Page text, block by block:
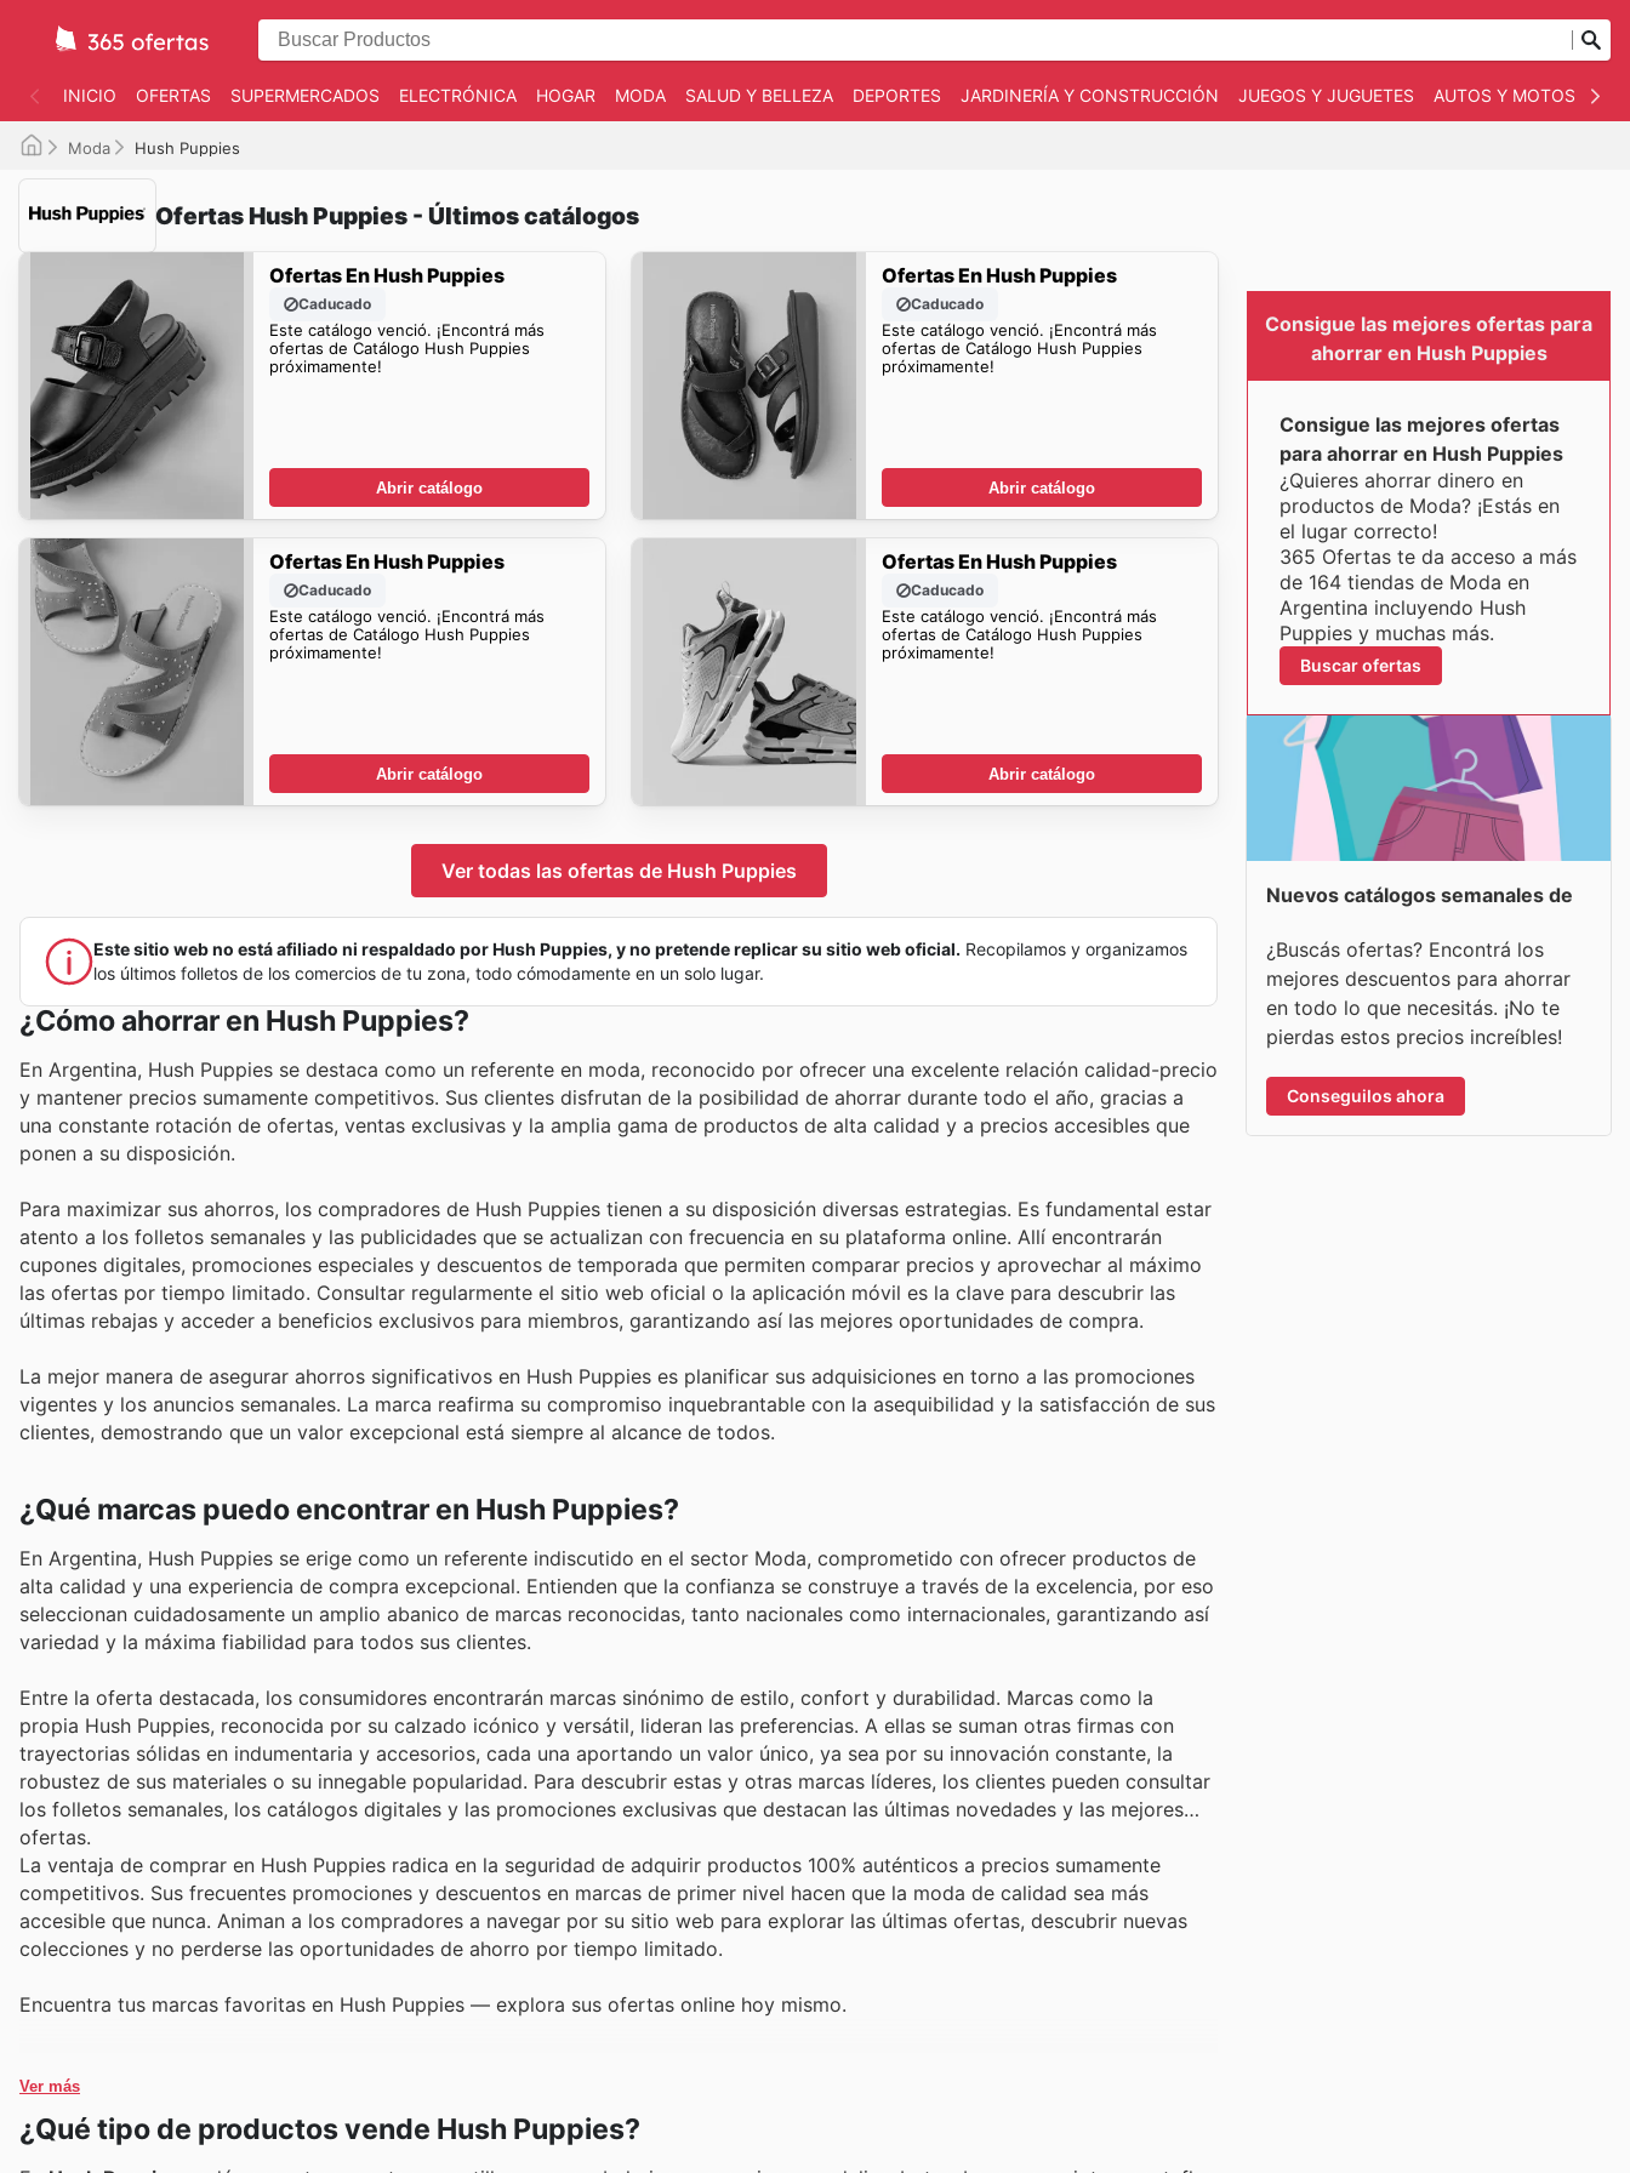
INICIO OFERTAS SUPERMERCADOS ELECTRÓNICA HOGAR MODA SALUD Y BELLEZA DEPORTES JARDINERÍA Y CONSTRUCCIÓN JUEGOS Y JUGUETES AUTOS Y MOTOS
Moda Hush Puppies
Ofertas Hush Puppies - Últimos catálogos
Ofertas En Hush Puppies
Caducado
Este catálogo venció. ¡Encontrá más
ofertas de Catálogo Hush Puppies
próximamente!
Abrir catálogo
Ofertas En Hush Puppies
Caducado
Este catálogo venció. ¡Encontrá más
ofertas de Catálogo Hush Puppies
próximamente!
Abrir catálogo
Ofertas En Hush Puppies
Caducado
Este catálogo venció. ¡Encontrá más
ofertas de Catálogo Hush Puppies
próximamente!
Abrir catálogo
Ofertas En Hush Puppies
Caducado
Este catálogo venció. ¡Encontrá más
ofertas de Catálogo Hush Puppies
próximamente!
Abrir catálogo
Ver todas las ofertas de Hush Puppies
Este sitio web no está afiliado ni respaldado por Hush Puppies, y no pretende replicar su sitio web oficial. Recopilamos y organizamos
los últimos folletos de los comercios de tu zona, todo cómodamente en un solo lugar.
¿Cómo ahorrar en Hush Puppies?
En Argentina, Hush Puppies se destaca como un referente en moda, reconocido por ofrecer una excelente relación calidad-precio
y mantener precios sumamente competitivos. Sus clientes disfrutan de la posibilidad de ahorrar durante todo el año, gracias a
una constante rotación de ofertas, ventas exclusivas y la amplia gama de productos de alta calidad y a precios accesibles que
ponen a su disposición.
Para maximizar sus ahorros, los compradores de Hush Puppies tienen a su disposición diversas estrategias. Es fundamental estar
atento a los folletos semanales y las publicidades que se actualizan con frecuencia en su plataforma online. Allí encontrarán
cupones digitales, promociones especiales y descuentos de temporada que permiten comparar precios y aprovechar al máximo
las ofertas por tiempo limitado. Consultar regularmente el sitio web oficial o la aplicación móvil es la clave para descubrir las
últimas rebajas y acceder a beneficios exclusivos para miembros, garantizando así las mejores oportunidades de compra.
La mejor manera de asegurar ahorros significativos en Hush Puppies es planificar sus adquisiciones en torno a las promociones
vigentes y los anuncios semanales. La marca reafirma su compromiso inquebrantable con la asequibilidad y la satisfacción de sus
clientes, demostrando que un valor excepcional está siempre al alcance de todos.
¿Qué marcas puedo encontrar en Hush Puppies?
En Argentina, Hush Puppies se erige como un referente indiscutido en el sector Moda, comprometido con ofrecer productos de
alta calidad y una experiencia de compra excepcional. Entienden que la confianza se construye a través de la excelencia, por eso
seleccionan cuidadosamente un amplio abanico de marcas reconocidas, tanto nacionales como internacionales, garantizando así
variedad y la máxima fiabilidad para todos sus clientes.
Entre la oferta destacada, los consumidores encontrarán marcas sinónimo de estilo, confort y durabilidad. Marcas como la
propia Hush Puppies, reconocida por su calzado icónico y versátil, lideran las preferencias. A ellas se suman otras firmas con
trayectorias sólidas en indumentaria y accesorios, cada una aportando un valor único, ya sea por su innovación constante, la
robustez de sus materiales o su innegable popularidad. Para descubrir estas y otras marcas líderes, los clientes pueden consultar
los folletos semanales, los catálogos digitales y las promociones exclusivas que destacan las últimas novedades y las mejores
ofertas.
La ventaja de comprar en Hush Puppies radica en la seguridad de adquirir productos 100% auténticos a precios sumamente
competitivos. Sus frecuentes promociones y descuentos en marcas de primer nivel hacen que la moda de calidad sea más
accesible que nunca. Animan a los compradores a navegar por su sitio web para explorar las últimas ofertas, descubrir nuevas
colecciones y no perderse las oportunidades de ahorro por tiempo limitado.
Encuentra tus marcas favoritas en Hush Puppies — explora sus ofertas online hoy mismo.
Ver más
¿Qué tipo de productos vende Hush Puppies?
Consigue las mejores ofertas para
ahorrar en Hush Puppies
Consigue las mejores ofertas
para ahorrar en Hush Puppies
¿Quieres ahorrar dinero en
productos de Moda? ¡Estás en
el lugar correcto!
365 Ofertas te da acceso a más
de 164 tiendas de Moda en
Argentina incluyendo Hush
Puppies y muchas más.
Buscar ofertas
Nuevos catálogos semanales de
¿Buscás ofertas? Encontrá los
mejores descuentos para ahorrar
en todo lo que necesitás. ¡No te
pierdas estos precios increíbles!
Conseguilos ahora